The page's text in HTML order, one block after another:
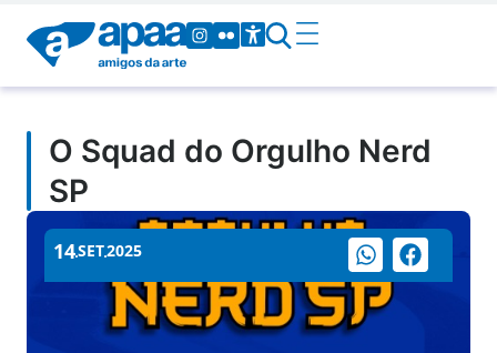
O Squad do Orgulho Nerd
SP
14SET2025